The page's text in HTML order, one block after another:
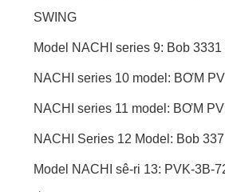
SWING
Model NACHI series 9: Bob 3331
NACHI series 10 model: BƠM
NACHI series 11 model: BƠM
NACHI Series 12 Model: Bob
Model NACHI sê-ri 13: PVK-3B-